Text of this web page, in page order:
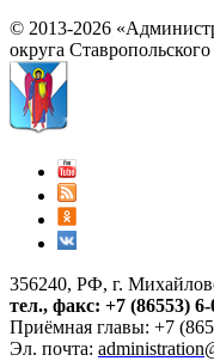
© 2013-2026
округа Ставропольского
356240, РФ, г.
тел., факс: +7 (86553) 6-
Приёмная главы: +7
Эл. почта: